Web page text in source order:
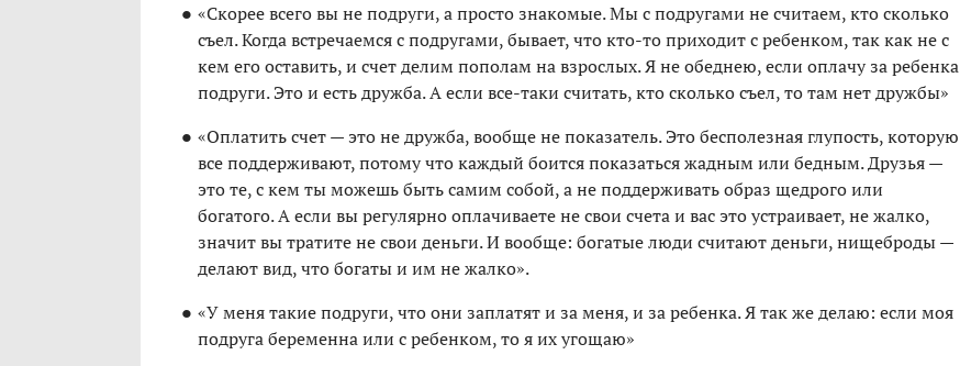
«Скорее всего вы не подруги, а просто знакомые. Мы с подругами не считаем, кто сколько
съел. Когда встречаемся с подругами, бывает, что кто-то приходит с ребенком, так как не с
кем его оставить, и счет делим пополам на взрослых. Я не обеднею, если оплачу за ребенка
подруги. Это и есть дружба. А если все-таки считать, кто сколько съел, то там нет дружбы»
«Оплатить счет — это не дружба, вообще не показатель. Это бесполезная глупость, которую
все поддерживают, потому что каждый боится показаться жадным или бедным. Друзья —
это те, с кем ты можешь быть самим собой, а не поддерживать образ щедрого или
богатого. А если вы регулярно оплачиваете не свои счета и вас это устраивает, не жалко,
значит вы тратите не свои деньги. И вообще: богатые люди считают деньги, нищеброды —
делают вид, что богаты и им не жалко».
«У меня такие подруги, что они заплатят и за меня, и за ребенка. Я так же делаю: если моя
подруга беременна или с ребенком, то я их угощаю»